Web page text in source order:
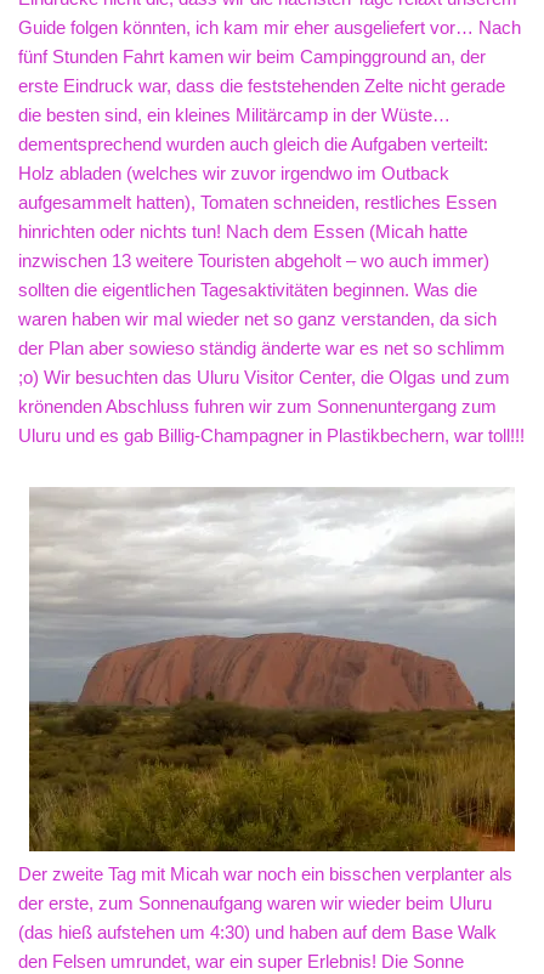
Guide folgen könnten, ich kam mir eher ausgeliefert vor… Nach
fünf Stunden Fahrt kamen wir beim Campingground an, der
erste Eindruck war, dass die feststehenden Zelte nicht gerade
die besten sind, ein kleines Militärcamp in der Wüste…
dementsprechend wurden auch gleich die Aufgaben verteilt:
Holz abladen (welches wir zuvor irgendwo im Outback
aufgesammelt hatten), Tomaten schneiden, restliches Essen
hinrichten oder nichts tun! Nach dem Essen (Micah hatte
inzwischen 13 weitere Touristen abgeholt – wo auch immer)
sollten die eigentlichen Tagesaktivitäten beginnen. Was die
waren haben wir mal wieder net so ganz verstanden, da sich
der Plan aber sowieso ständig änderte war es net so schlimm
;o) Wir besuchten das Uluru Visitor Center, die Olgas und zum
krönenden Abschluss fuhren wir zum Sonnenuntergang zum
Uluru und es gab Billig-Champagner in Plastikbechern, war toll!!!
Der zweite Tag mit Micah war noch ein bisschen verplanter als
der erste, zum Sonnenaufgang waren wir wieder beim Uluru
(das hieß aufstehen um 4:30) und haben auf dem Base Walk
den Felsen umrundet, war ein super Erlebnis! Die Sonne